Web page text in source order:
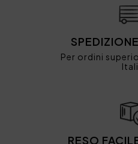
Per ordini
RESO